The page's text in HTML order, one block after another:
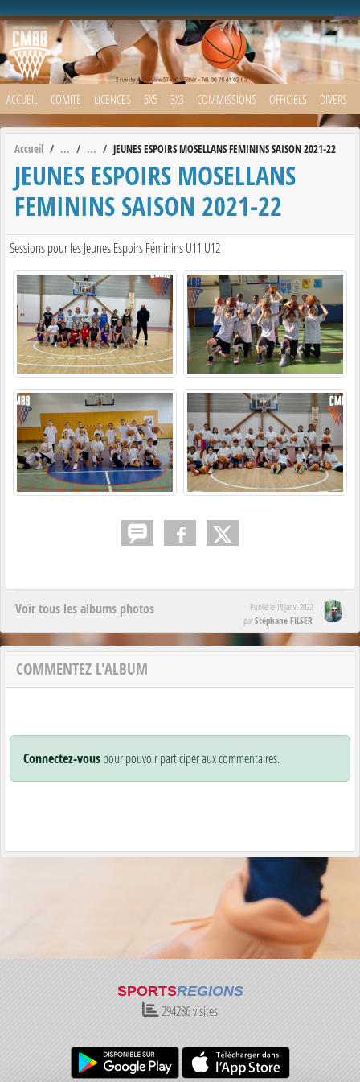
ACCUEIL COMITE LICENCES 5X5 3X3 COMMISSIONS OFFICIELS DIVERS
Accueil JEUNES ESPOIRS MOSELLANS FEMININS SAISON 2021-22
JEUNES ESPOIRS MOSELLANS
FEMININS SAISON 2021-22
Sessions pour les Jeunes Espoirs Féminins U11 U12
Voir tous les albums photos Publié le 18 janv. 2022
parStéphane FILSER
COMMENTEZ L'ALBUM
Connectez-vouspour pouvoir participer aux commentaires.
SPORTSREGIONS
294286visites